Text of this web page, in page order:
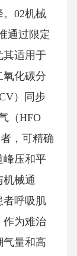
02机械
通过限定
其适用于
氧化碳分
）同步
（HFO
，可精确
峰压和平
机械通
者呼吸肌
作为难治
气量和高